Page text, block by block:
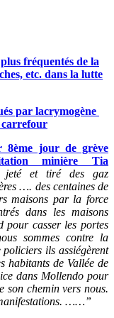
fréquentés de la
etc. dans la lutte
par lacrymogène
carrefour
8ème jour de grève
minière Tia
jeté et tiré des gaz
…. des centaines de
maisons par la force
dans les maisons
pour casser les portes
sommes contre la
ils assiégèrent
habitants de Vallée de
dans Mollendo pour
son chemin vers nous.
……”